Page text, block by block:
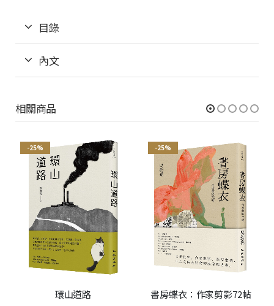
目錄
內文
相關商品
-25%
環山道路
-25%
書房蝶衣：作家剪影72帖